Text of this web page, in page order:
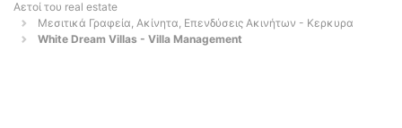
Αετοί του real estate
Μεσιτικά Γραφεία, Ακίνητα, Επενδύσεις Ακινήτων - Κερκυρα
White Dream Villas - Villa Management